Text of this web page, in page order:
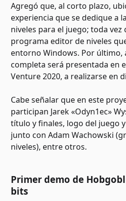
Agregó que, al corto plazo,
experiencia que se dedique a
niveles para el juego; toda vez
programa editor de niveles
entorno Windows. Por último,
completa será presentada en
Venture 2020, a realizarse en
Cabe señalar que en este
participan Jarek «Odyn1ec»
título y finales, logo del juego
junto con Adam Wachowski
niveles), entre otros.
Primer demo de
bits